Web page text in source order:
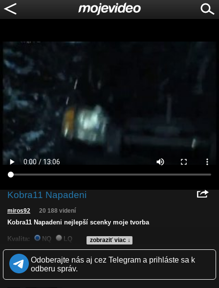
Kobra11 Napadeni
zobraziť viac ↓
miros92 20 188 videní
Kobra11 Napadeni nejlepší scenky moje tvorba
Kvalita: NQ
LQ
Páči sa: 100% (1 hlasov)
Obľúbené: 1
Komentárov: 0
Dľžka: 13:06
Odoberajte nás aj cez Telegram a prihláste sa k
odberu správ.